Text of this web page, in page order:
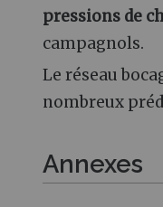
pressions de
campagnols.
Le réseau
nombreux
Annexes